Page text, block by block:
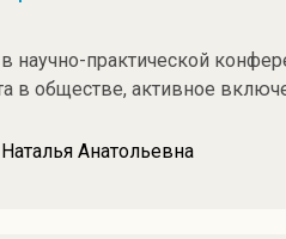
научно-практической
в обществе, активное
Наталья Анатольевна